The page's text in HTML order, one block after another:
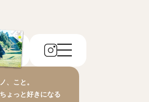
、こと。
ょっと好きになる